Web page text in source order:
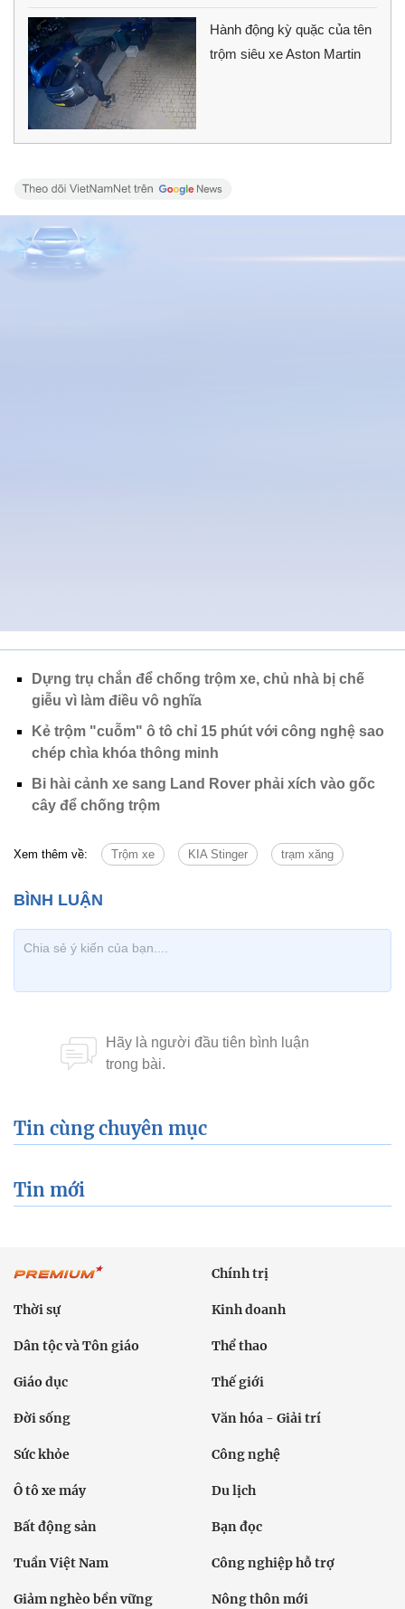
Hành động kỳ quặc của tên
trộm siêu xe Aston Martin
Dựng trụ chắn để chống trộm xe, chủ nhà bị chế
giễu vì làm điều vô nghĩa
Kẻ trộm "cuỗm" ô tô chỉ 15 phút với công nghệ sao
chép chìa khóa thông minh
Bi hài cảnh xe sang Land Rover phải xích vào gốc
cây để chống trộm
Xem thêm về: Trộm xe KIA Stinger trạm xăng
Tin cùng chuyên mục
Tin mới
Chính trị
Thời sự Kinh doanh
Dân tộc và Tôn giáo Thể thao
Giáo dục Thế giới
Đời sống Văn hóa - Giải trí
Sức khỏe Công nghệ
Ô tô xe máy Du lịch
Bất động sản Bạn đọc
Tuần Việt Nam Công nghiệp hỗ trợ
Giảm nghèo bền vững Nông thôn mới